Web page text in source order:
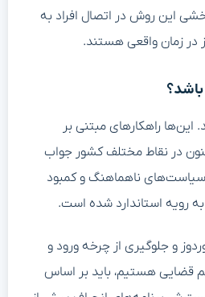
این روش در اتصال افراد به
در زمان واقعی هستند.
این‌ها راهکارهای مبتنی بر
در نقاط مختلف کشور جواب
سیاست‌های ناهماهنگ و کمبود
رویه استاندارد شده است.
و جلوگیری از چرخه ورود و
قضایی هستیم، باید بر اساس